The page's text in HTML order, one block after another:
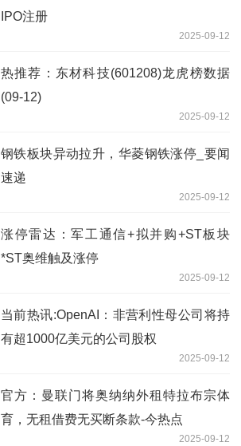
IPO注册
2025-09-12
热推荐：东材科技(601208)龙虎榜数据
(09-12)
2025-09-12
钢铁板块异动拉升，华菱钢铁涨停_要闻
速递
2025-09-12
涨停雷达：军工通信+拟并购+ST板块
*ST奥维触及涨停
2025-09-12
当前热讯:OpenAI：非营利性母公司将持
有超1000亿美元的公司股权
2025-09-12
官方：曼联门将奥纳纳外租特拉布宗体
育，无租借费无买断条款-今热点
2025-09-12